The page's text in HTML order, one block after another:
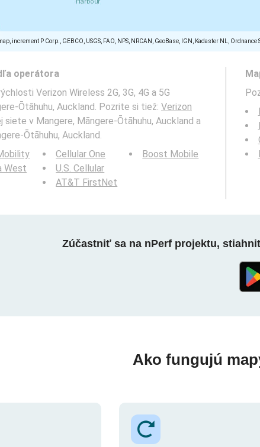
increment P Corp., GEBCO, USGS, FAO, NPS, NRCAN, GeoBase, IGN, Kadaster NL,
operátora
Verizon Wireless 2G, 3G, 4G a 5G
Ōtāhuhu, Auckland. Pozrite si tiež: Verizon
siete v Mangere, Māngere-Ōtāhuhu, Auckland a
Ōtāhuhu, Auckland.
West
Cellular One
U.S. Cellular
AT&T FirstNet
Boost Mobile
Zúčastniť sa na nPerf projektu,
Ako fungujú